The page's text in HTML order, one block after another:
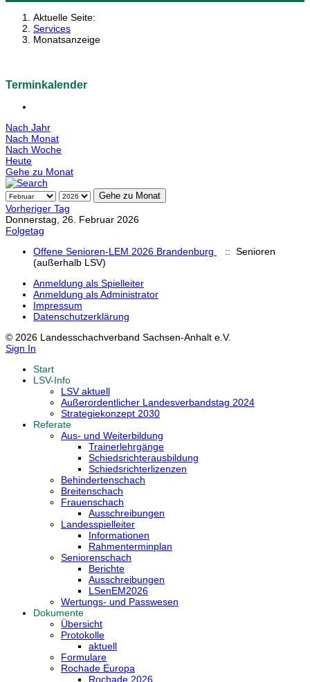
Aktuelle Seite:
Services
Monatsanzeige
Terminkalender
Nach Jahr
Nach Monat
Nach Woche
Heute
Gehe zu Monat
Gehe zu Monat
Vorheriger Tag
Donnerstag, 26. Februar 2026
Folgetag
Offene Senioren-LEM 2026 Brandenburg
:: Senioren
(außerhalb LSV)
Anmeldung als Spielleiter
Anmeldung als Administrator
Impressum
Datenschutzerklärung
© 2026 Landesschachverband Sachsen-Anhalt e.V.
Sign In
Start
LSV-Info
LSV aktuell
Außerordentlicher Landesverbandstag 2024
Strategiekonzept 2030
Referate
Aus- und Weiterbildung
Trainerlehrgänge
Schiedsrichterausbildung
Schiedsrichterlizenzen
Behindertenschach
Breitenschach
Frauenschach
Ausschreibungen
Landesspielleiter
Informationen
Rahmenterminplan
Seniorenschach
Berichte
Ausschreibungen
LSenEM2026
Wertungs- und Passwesen
Dokumente
Übersicht
Protokolle
aktuell
Formulare
Rochade Europa
Rochade 2026